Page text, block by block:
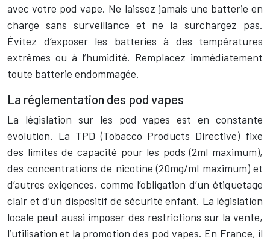
avec votre pod vape. Ne laissez jamais une batterie en
charge sans surveillance et ne la surchargez pas.
Évitez d’exposer les batteries à des températures
extrêmes ou à l’humidité. Remplacez immédiatement
toute batterie endommagée.
La réglementation des pod vapes
La législation sur les pod vapes est en constante
évolution. La TPD (Tobacco Products Directive) fixe
des limites de capacité pour les pods (2ml maximum),
des concentrations de nicotine (20mg/ml maximum) et
d’autres exigences, comme l’obligation d’un étiquetage
clair et d’un dispositif de sécurité enfant. La législation
locale peut aussi imposer des restrictions sur la vente,
l’utilisation et la promotion des pod vapes. En France, il